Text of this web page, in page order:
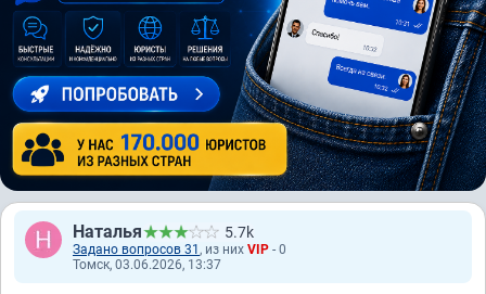
Наталья 5.7k
Задано вопросов 31 , из них VIP - 0
Томск, 03.06.2026, 13:37